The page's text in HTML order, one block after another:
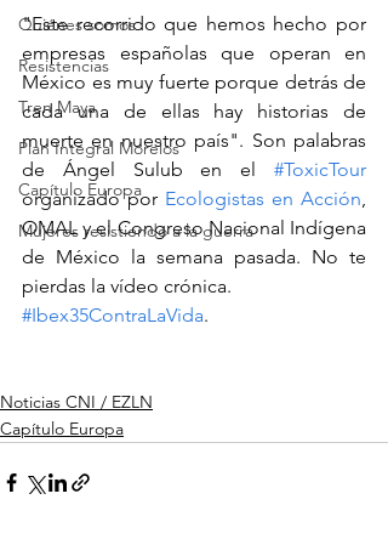
Quiénes somos
Resistencias
Tren Maya
Plan Integral Morelos
Capítulo Europa
Mujeres resistiendo a la guerra
"Este recorrido que hemos hecho por
empresas españolas que operan en
México es muy fuerte porque detrás de
cada una de ellas hay historias de
muerte en nuestro país". Son palabras
de Ángel Sulub en el #ToxicTour
organizado por Ecologistas en Acción
OMAL y el Congreso Nacional Indígena
de México la semana pasada. No te
pierdas la vídeo crónica.
#Ibex35ContraLaVida.
Noticias CNI / EZLN
Capítulo Europa